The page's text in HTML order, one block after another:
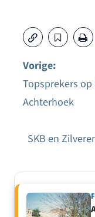
Bericht
Vorige:
Topsprekers
Achterhoek
SKB en